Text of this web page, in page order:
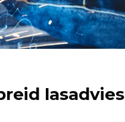
lasadvies